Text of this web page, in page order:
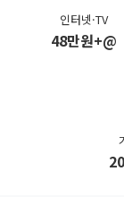
인터넷·TV
48만원+@